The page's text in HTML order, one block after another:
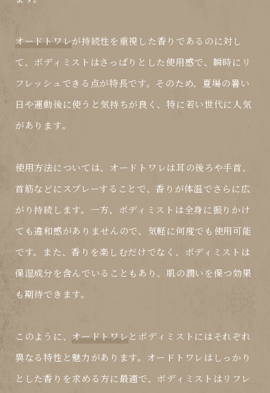
オードトワレが持続性を重視した香りであるのに対し
て、ボディミストはさっぱりとした使用感で、瞬時にリ
フレッシュできる点が特長です。そのため、夏場の暑い
日や運動後に使うと気持ちが良く、特に若い世代に人気
があります。
使用方法については、 オードトワレは耳の後ろや手首、
首筋などにスプレーすることで、香りが体温でさらに広
がり持続します。一方、ボディミストは全身に振りかけ
ても違和感がありませんので、気軽に何度でも使用可能
です。また、香りを楽しむだけでなく、ボディミストは
保湿成分を含んでいることもあり、肌の潤いを保つ効果
も期待できます。
このように、 オードトワレとボディミストにはそれぞれ
異なる特性と魅力があります。オードトワレはしっかり
とした香りを求める方に最適で、ボディミストはリフレ